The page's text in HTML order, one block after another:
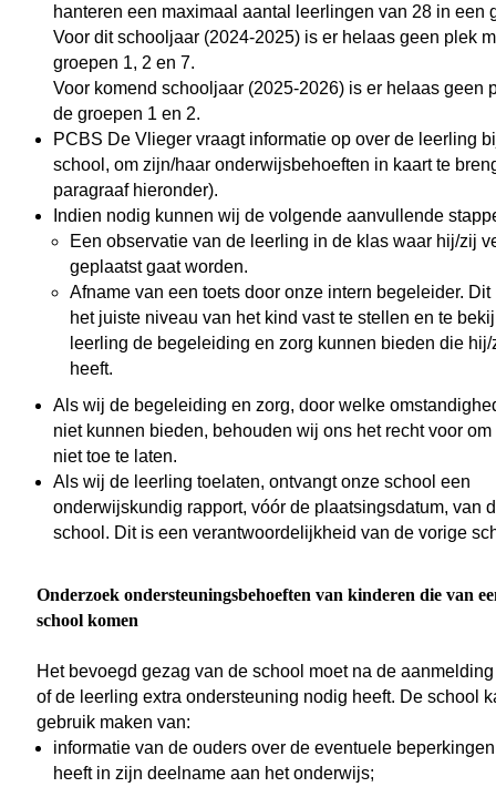
hanteren een maximaal aantal leerlingen van 28 in een
Voor dit schooljaar (2024-2025) is er helaas geen plek
groepen 1, 2 en 7.
Voor komend schooljaar (2025-2026) is er helaas geen
de groepen 1 en 2.
PCBS De Vlieger vraagt informatie op over de leerling
school, om zijn/haar onderwijsbehoeften in kaart te
paragraaf hieronder).
Indien nodig kunnen wij de volgende aanvullende
Een observatie van de leerling in de klas waar hij/zij
geplaatst gaat worden.
Afname van een toets door onze intern begeleider. Dit
het juiste niveau van het kind vast te stellen en te
leerling de begeleiding en zorg kunnen bieden die
heeft.
Als wij de begeleiding en zorg, door welke
niet kunnen bieden, behouden wij ons het recht voor
niet toe te laten.
Als wij de leerling toelaten, ontvangt onze school een
onderwijskundig rapport, vóór de plaatsingsdatum, van
school. Dit is een verantwoordelijkheid van de vorige
Onderzoek ondersteuningsbehoeften van kinderen die van
school komen
Het bevoegd gezag van de school moet na de
of de leerling extra ondersteuning nodig heeft. De school
gebruik maken van:
informatie van de ouders over de eventuele
heeft in zijn deelname aan het onderwijs;